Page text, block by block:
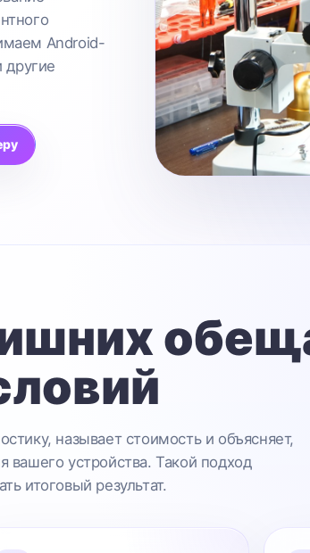
Android-
другие
называет стоимость и объясняет,
вашего устройства. Такой подход
итоговый результат.